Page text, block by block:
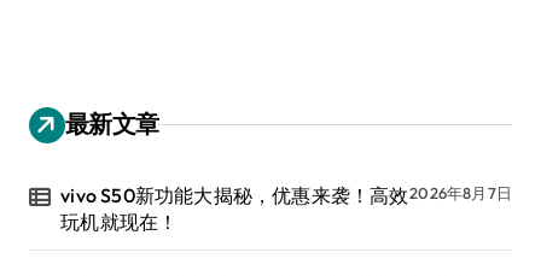
最新文章
vivo S50新功能大揭秘，优惠来袭！高效
玩机就现在！
2026年8月7日